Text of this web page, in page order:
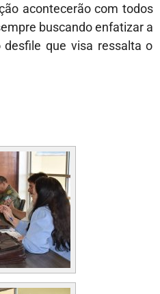
acontecerão com todos
buscando enfatizar a
que visa ressalta o